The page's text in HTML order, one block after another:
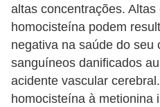
altas concentrações.
homocisteína podem
negativa na saúde do seu
sanguíneos danificados
acidente vascular
homocisteína à metionina